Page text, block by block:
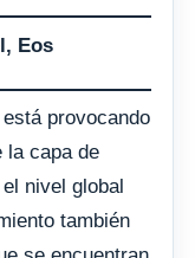
Eos
está provocando
la capa de
nivel global
también